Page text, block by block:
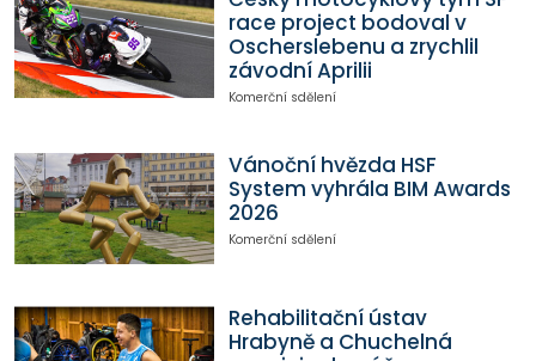
race project bodoval v
Oscherslebenu a zrychlil
závodní Aprilii
Komerční sdělení
Vánoční hvězda HSF
System vyhrála BIM Awards
2026
Komerční sdělení
Rehabilitační ústav
Hrabyně a Chuchelná